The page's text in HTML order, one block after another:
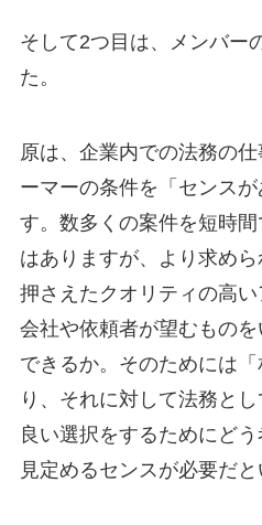
そして2つ目は、メンバー
た。
原は、企業内での法務の
ーマーの条件を「センス
す。数多くの案件を短時
はありますが、より求め
押さえたクオリティの高い
会社や依頼者が望むもの
できるか。そのためには
り、それに対して法務と
良い選択をするためにど
見定めるセンスが必要だと